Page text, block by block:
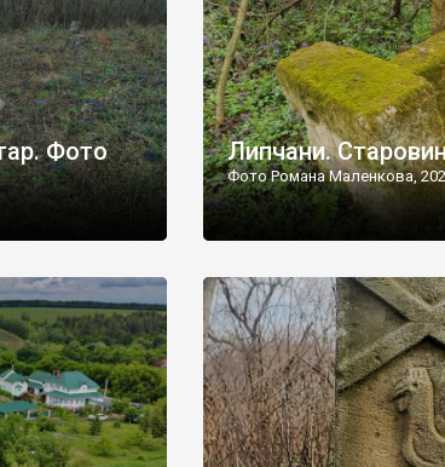
Фото Липчани.
Фото Романа Маленкова,